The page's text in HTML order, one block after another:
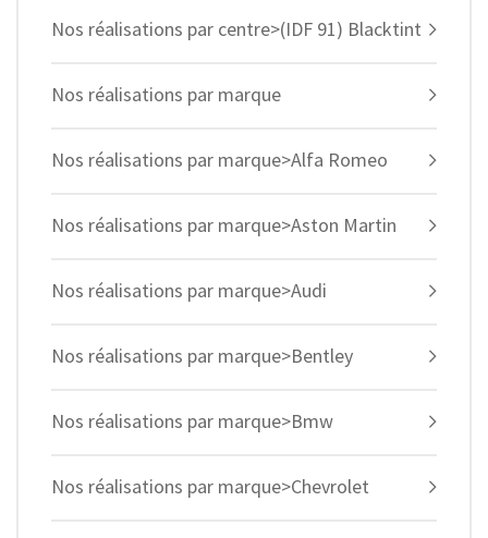
Nos réalisations par centre>(IDF 91) Blacktint
Nos réalisations par marque
Nos réalisations par marque>Alfa Romeo
Nos réalisations par marque>Aston Martin
Nos réalisations par marque>Audi
Nos réalisations par marque>Bentley
Nos réalisations par marque>Bmw
Nos réalisations par marque>Chevrolet